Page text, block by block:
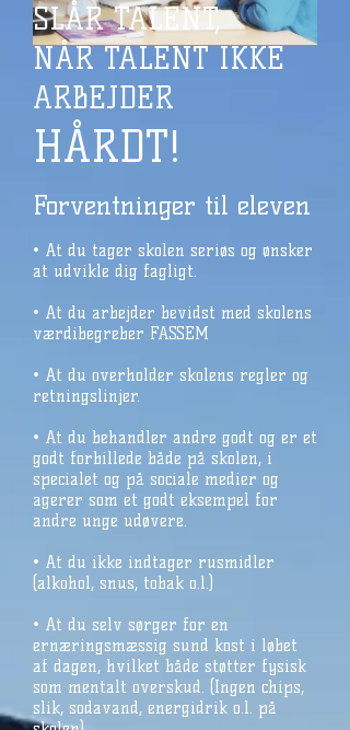
Forventninger til eleven
• At du tager skolen seriøs og ønsker
at udvikle dig fagligt.
• At du arbejder bevidst med skolens
værdibegreber FASSEM
• At du overholder skolens regler og
retningslinjer.
• At du behandler andre godt og er et
godt forbillede både på skolen, i
specialet og på sociale medier og
agerer som et godt eksempel for
andre unge udøvere.
• At du ikke indtager rusmidler
(alkohol, snus, tobak o.l.)
• At du selv sørger for en
ernæringsmæssig sund kost i løbet
af dagen, hvilket både støtter fysisk
som mentalt overskud. (Ingen chips,
slik, sodavand, energidrik o.l. på
SLÅR TALENT,
NÅR TALENT IKKE
ARBEJDER
HÅRDT!